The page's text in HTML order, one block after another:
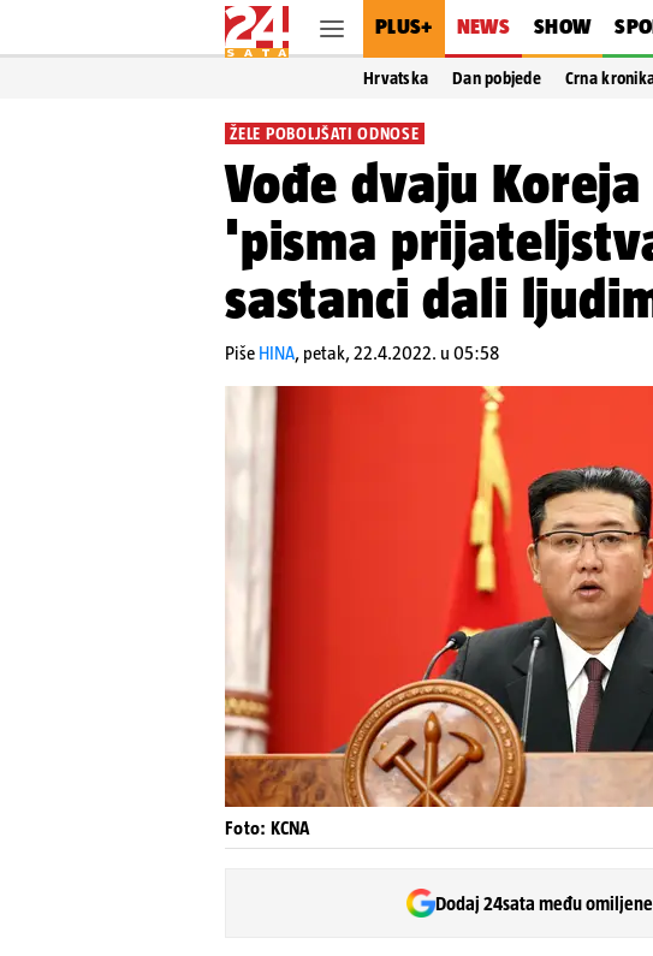
PLUS+ NEWS SHOW
Hrvatska Dan pobjede Crna
ŽELE POBOLJŠATI ODNOSE
Vođe dvaju
'pisma
sastanci dali
Piše HINA, petak, 22.4.2022. u 05:58
Foto: KCNA
Dodaj 24sata među